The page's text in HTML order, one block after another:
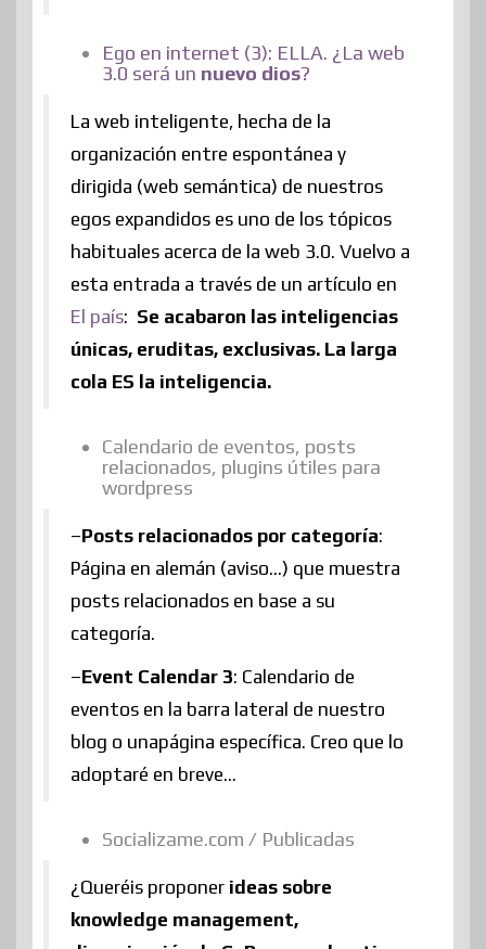
Ego en internet (3): ELLA. ¿La web
3.0 será un nuevo dios?
La web inteligente, hecha de la
organización entre espontánea y
dirigida (web semántica) de nuestros
egos expandidos es uno de los tópicos
habituales acerca de la web 3.0. Vuelvo a
esta entrada a través de un artículo en
El país: Se acabaron las inteligencias
únicas, eruditas, exclusivas. La larga
cola ES la inteligencia.
Calendario de eventos, posts
relacionados, plugins útiles para
wordpress
–Posts relacionados por categoría:
Página en alemán (aviso…) que muestra
posts relacionados en base a su
categoría.
–Event Calendar 3: Calendario de
eventos en la barra lateral de nuestro
blog o unapágina específica. Creo que lo
adoptaré en breve…
Socializame.com / Publicadas
¿Queréis proponer ideas sobre
knowledge management,